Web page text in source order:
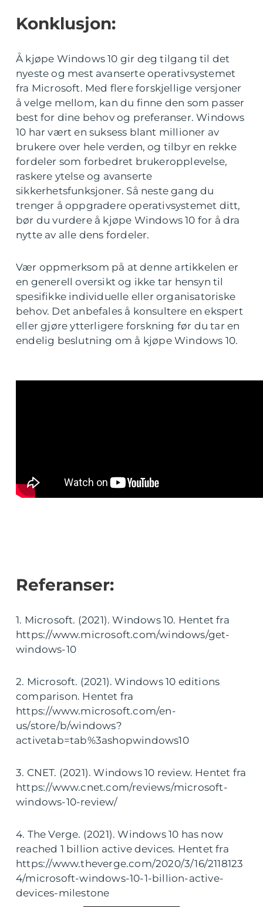
Konklusjon:
Å kjøpe Windows 10 gir deg tilgang til det
nyeste og mest avanserte operativsystemet
fra Microsoft. Med flere forskjellige versjoner
å velge mellom, kan du finne den som passer
best for dine behov og preferanser. Windows
10 har vært en suksess blant millioner av
brukere over hele verden, og tilbyr en rekke
fordeler som forbedret brukeropplevelse,
raskere ytelse og avanserte
sikkerhetsfunksjoner. Så neste gang du
trenger å oppgradere operativsystemet ditt,
bør du vurdere å kjøpe Windows 10 for å dra
nytte av alle dens fordeler.
Vær oppmerksom på at denne artikkelen er
en generell oversikt og ikke tar hensyn til
spesifikke individuelle eller organisatoriske
behov. Det anbefales å konsultere en ekspert
eller gjøre ytterligere forskning før du tar en
endelig beslutning om å kjøpe Windows 10.
Referanser:
1. Microsoft. (2021). Windows 10. Hentet fra
https://www.microsoft.com/windows/get-
windows-10
2. Microsoft. (2021). Windows 10 editions
comparison. Hentet fra
https://www.microsoft.com/en-
us/store/b/windows?
activetab=tab%3ashopwindows10
3. CNET. (2021). Windows 10 review. Hentet fra
https://www.cnet.com/reviews/microsoft-
windows-10-review/
4. The Verge. (2021). Windows 10 has now
reached 1 billion active devices. Hentet fra
https://www.theverge.com/2020/3/16/2118123
4/microsoft-windows-10-1-billion-active-
devices-milestone